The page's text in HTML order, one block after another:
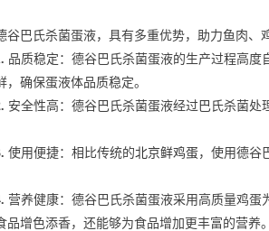
谷巴氏杀菌蛋液，具有多重优势， 助力鱼肉、
品质稳定： 德谷巴氏杀菌蛋液的生产过程高
，确保蛋液体品质稳定。
安全性高 ： 德谷巴氏杀菌蛋液经过巴氏杀菌处
使用便捷： 相比传统的北京鲜鸡蛋， 使用德谷
营养健康： 德谷巴氏杀菌蛋液采用高质量鸡蛋
品增色添香，还能够为食品增加更丰富的营养。